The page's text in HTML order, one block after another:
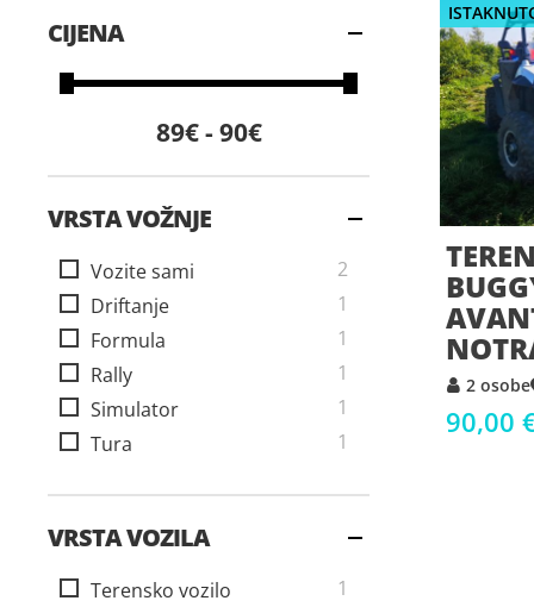
2 osobe
90,00
CIJENA
89€ - 90€
VRSTA VOŽNJE
Vozite sami 2
stavke
Driftanje
1artikal
Formula
1artikal
Rally
1artikal
Simulator
1artikal
Tura
1artikal
VRSTA VOZILA
Terensko vozilo 1artikal